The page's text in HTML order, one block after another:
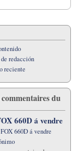
redacción
reciente
du
660D á vendre
660D á vendre